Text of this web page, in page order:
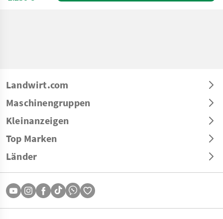
Landwirt.com
Maschinengruppen
Kleinanzeigen
Top Marken
Länder